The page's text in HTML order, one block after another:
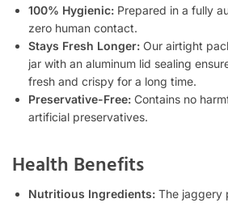
100% Hygienic: Prepared in a fully
zero human contact.
Stays Fresh Longer: Our airtight
jar with an aluminum lid sealing
fresh and crispy for a long time.
Preservative-Free: Contains no
artificial preservatives.
Health Benefits
Nutritious Ingredients: The jaggery